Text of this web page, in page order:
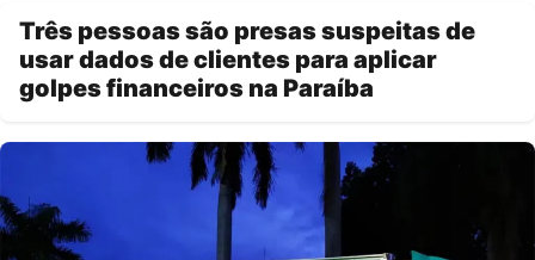
Três pessoas são presas suspeitas de
usar dados de clientes para aplicar
golpes financeiros na Paraíba